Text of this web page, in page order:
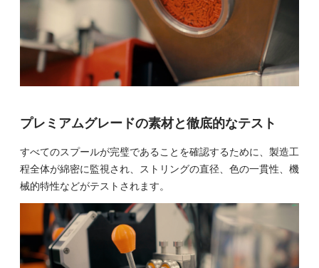
プレミアムグレードの素材と徹底的なテスト
すべてのスプールが完璧であることを確認するために、製造工
程全体が綿密に監視され、ストリングの直径、色の一貫性、機
械的特性などがテストされます。